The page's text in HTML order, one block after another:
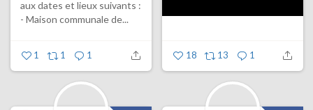
aux dates et lieux suivants :
- Maison communale de...
1 1 1 18 13 1